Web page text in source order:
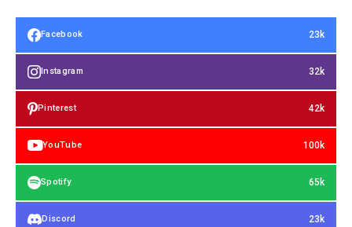
Facebook 23k
Instagram 32k
Pinterest 42k
YouTube 100k
Spotify 65k
Discord 23k